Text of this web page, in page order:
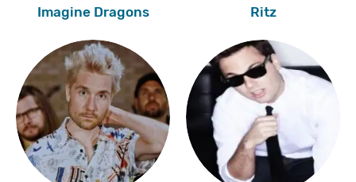
Imagine Dragons Ritz